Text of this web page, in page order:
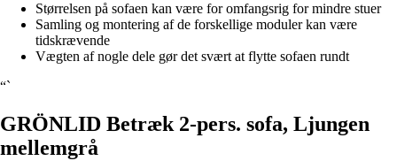
Størrelsen på sofaen kan være for omfangsrig for mindre stuer
Samling og montering af de forskellige moduler kan være
tidskrævende
Vægten af nogle dele gør det svært at flytte sofaen rundt
“`
GRÖNLID Betræk 2-pers. sofa, Ljungen
mellemgrå